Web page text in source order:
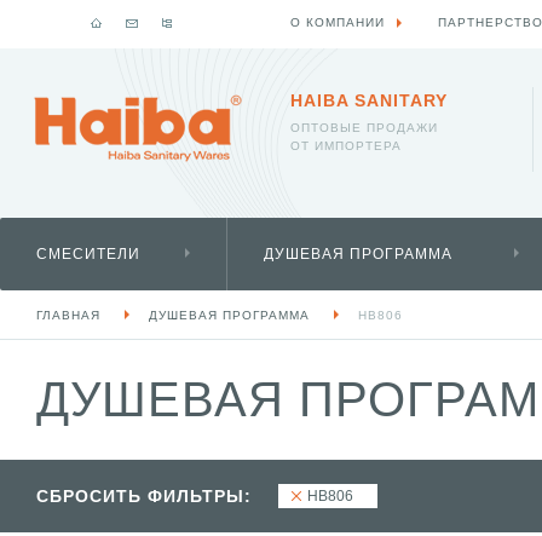
HAIBA SANITARY
ОПТОВЫЕ ПРОДАЖИ
ОТ ИМПОРТЕРА
СМЕСИТЕЛИ ДУШЕВАЯ ПРОГРАММА
ГЛАВНАЯ ДУШЕВАЯ ПРОГРАММА HB806
ДУШЕВАЯ
СБРОСИТЬ ФИЛЬТРЫ: HB806
О КОМПАНИИ ПАРТНЕРСТВО